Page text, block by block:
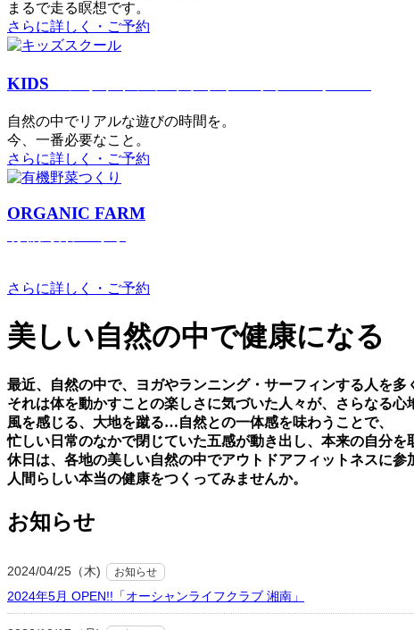
まるで⾛る瞑想です。
さらに詳しく・ご予約
KIDS
⾃然の中でリアルな遊びの時間を。
今、⼀番必要なこと。
さらに詳しく・ご予約
ORGANIC FARM
さらに詳しく・ご予約
美しい⾃然の中で健康になる
最近、⾃然の中で、ヨガやランニング・サーフィンする⼈を多
それは体を動かすことの楽しさに気づいた⼈々が、さらなる⼼
⾵を感じる、⼤地を蹴る…⾃然との⼀体感を味わうことで、
忙しい⽇常のなかで閉じていた五感が動き出し、本来の⾃分を
休⽇は、各地の美しい⾃然の中でアウトドアフィットネスに参
⼈間らしい本当の健康をつくってみませんか。
お知らせ
2024/04/25（木) お知らせ
2024年5月 OPEN!!「オーシャンライフクラブ 湘南」